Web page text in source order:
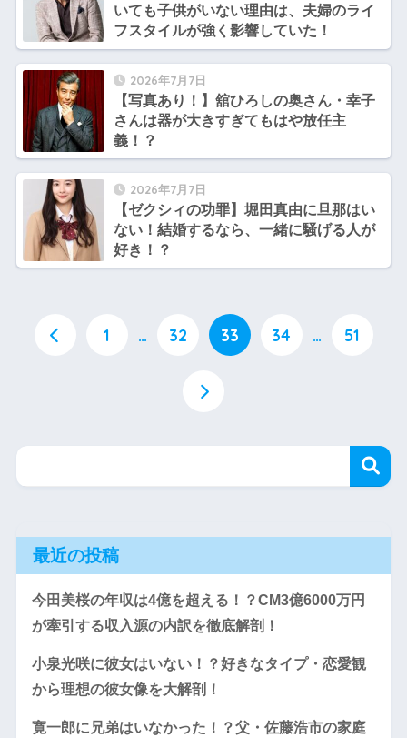
いても子供がいない理由は、夫婦のライ
フスタイルが強く影響していた！
2026年7月7日
【写真あり！】舘ひろしの奥さん・幸子
さんは器が大きすぎてもはや放任主
義！？
2026年7月7日
【ゼクシィの功罪】堀田真由に旦那はい
ない！結婚するなら、一緒に騒げる人が
好き！？
1 … 32 33 34 … 51
最近の投稿
今田美桜の年収は4億を超える！？CM3億6000万円
が牽引する収入源の内訳を徹底解剖！
小泉光咲に彼女はいない！？好きなタイプ・恋愛観
から理想の彼女像を大解剖！
寛一郎に兄弟はいなかった！？父・佐藤浩市の家庭